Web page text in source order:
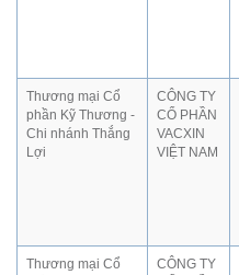
Thương mại Cổ
phần Kỹ Thương -
Chi nhánh Thắng
Lợi
CÔNG TY
CỔ PHẦN
VACXIN
VIỆT NAM
Thương mại Cổ
CÔNG TY